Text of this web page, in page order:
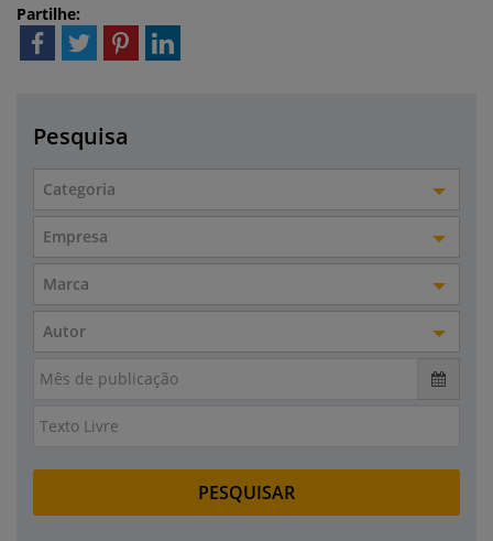
Partilhe:
Pesquisa
Categoria
Empresa
Marca
Autor